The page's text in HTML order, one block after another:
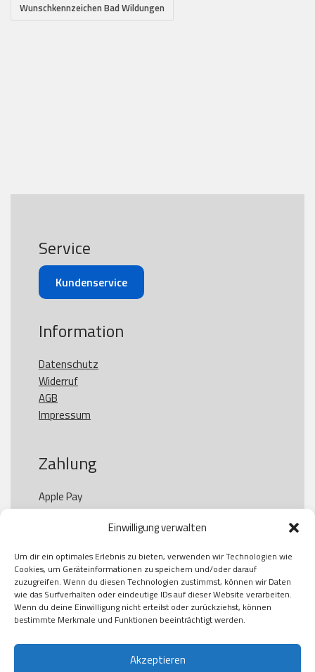
Einwilligung verwalten
Um dir ein optimales Erlebnis zu bieten, verwenden wir Technologien wie
Cookies, um Geräteinformationen zu speichern und/oder darauf
zuzugreifen. Wenn du diesen Technologien zustimmst, können wir Daten
wie das Surfverhalten oder eindeutige IDs auf dieser Website verarbeiten.
Wenn du deine Einwilligung nicht erteilst oder zurückziehst, können
bestimmte Merkmale und Funktionen beeinträchtigt werden.
Akzeptieren
Wunschkennzeichen Bad Wildungen
Service
Kundenservice
Information
Datenschutz
Widerruf
AGB
Impressum
Zahlung
Apple Pay
Paypal
Kauf auf Rechung
Klarna
American Express